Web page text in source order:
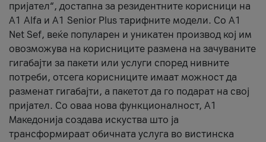
пријател“, достапна за резидентните корисници на
А1 Alfa и A1 Senior Plus тарифните модели. Со A1
Net Sef, веќе популарен и уникатен производ кој им
овозможува на корисниците размена на зачуваните
гигабајти за пакети или услуги според нивните
потреби, отсега корисниците имаат можност да
разменат гигабајти, а пакетот да го подарат на свој
пријател. Со оваа нова функционалност, А1
Македонија создава искуства што ја
трансформираат обичната услуга во вистинска